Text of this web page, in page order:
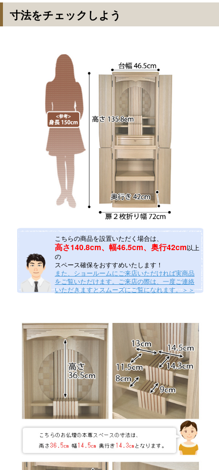
寸法をチェックしよう
こちらの商品を設置いただく場合は、
高さ140.8cm、幅46.5cm、奥行42cm以上
の
スペース確保をおすすめいたします！
また、ショールームにご来店いただければ実商品
をご覧いただけます。ご来店の際は、一度ご連絡
いただきますとスムーズにご覧になれます。＞＞